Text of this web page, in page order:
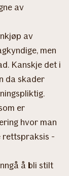
av
av
men
Kanskje det i
da skader
er
hvor man
rettspraksis -
å bli stilt